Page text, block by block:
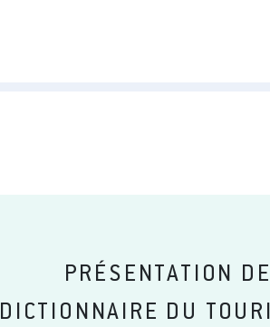
PRÉSENTATION
DICTIONNAIRE DU